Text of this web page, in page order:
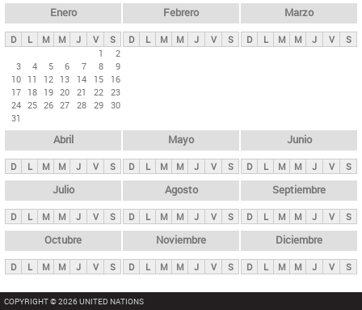
ds
p
n
c
i
p
l
e
s
Enero
D L M M J V
S
1
2
3
4 5 6 7 8
9
10 11 12 13 14 15
16
17 18 19 20 21 22 23
24 25 26 27 28 29 30
31
Febrero
D L M M J V S
Marzo
D L M M J V S
Abril
D L M M J V S
Mayo
D L M M J V S
Junio
D L M M J V S
Julio
D L M M J V S
Agosto
D L M M J V S
Septiembre
D L M M J V S
Octubre
D L M M J V S
Noviembre
D L M M J V S
Diciembre
D L M M J V S
COPYRIGHT © 2026 UNITED NATIONS